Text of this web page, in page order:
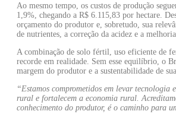
Ao mesmo tempo, os custos de produção
1,9%, chegando a R$ 6.115,83 por hectare.
orçamento do produtor e, sobretudo, sua
de nutrientes, a correção da acidez e a
A combinação de solo fértil, uso eficiente de
recorde em realidade. Sem esse equilíbrio, o
margem do produtor e a sustentabilidade de
“Estamos comprometidos em levar
rural e fortalecem a economia rural.
conhecimento do produtor, é o caminho para